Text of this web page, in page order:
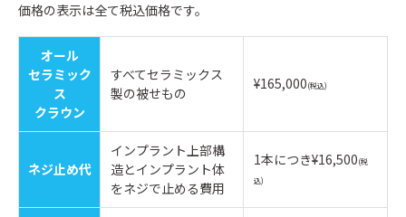
価格の表示は全て税込価格です。
オール
セラミック
ス
クラウン
すべてセラミックス
製の被せもの
¥165,000(税込)
ネジ止め代
インプラント上部構
造とインプラント体
をネジで止める費用
1本につき¥16,500(税
込)